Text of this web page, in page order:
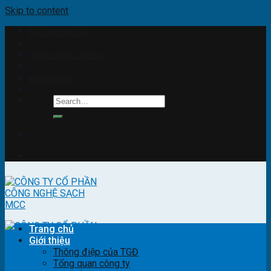
Skip to content
Trang chủ
Giới thiệu
Thông điệp của TGĐ
Tổng quan công ty